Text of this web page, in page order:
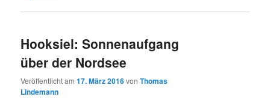
Hooksiel: Sonnenaufgang
über der Nordsee
Veröffentlicht am17. März 2016vonThomas
Lindemann